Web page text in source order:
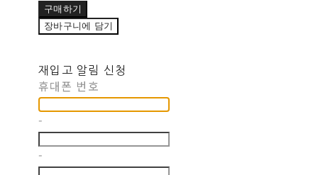
구매하기
장바구니에 담기
재입고 알림 신청
휴대폰 번호
-
-